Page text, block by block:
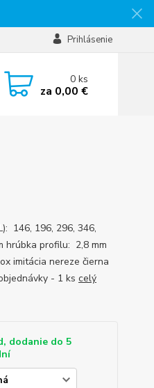
Prihlásenie
0ks
za 0,00 €
146, 196, 296, 346,
hrúbka profilu: 2,8 mm
imitácia nereze čierna
- 1 ks celý
dodanie do 5